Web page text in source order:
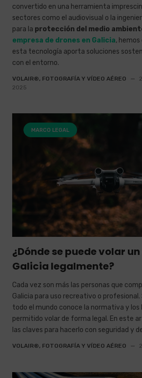
convertido en una herramienta
sectores como el audiovisual o la
para la protección del medio
empresa de drones en Galicia,
esta tecnología aporta soluciones
con el entorno.
VOLAIR®, FOTOGRAFÍA Y VÍDEO AÉREO —
2025
MARCO LEGAL
¿Dónde se puede volar
Galicia legalmente?
Cada vez son más las personas que
Galicia para uso recreativo o profesional.
todo el mundo conoce la normativa y los
permitido volar de forma legal. En este
las claves para hacerlo con seguridad y
VOLAIR®, FOTOGRAFÍA Y VÍDEO AÉREO —